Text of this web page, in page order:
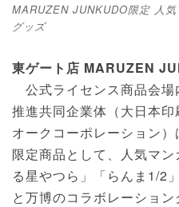
MARUZEN JUNKUDO限定 人
グッズ
東ゲート店 MARUZEN
公式ライセンス商品会場
推進共同企業体（大日本印
オークコーポレーション
限定商品として、人気マ
る星やつら」「らんま1/2
と万博のコラボレーション